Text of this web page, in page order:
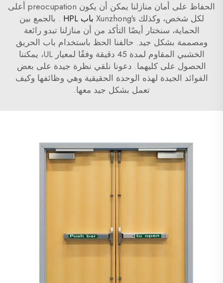
الحفاظ على أمان منازلنا يمكن أن يكون preocupation أعلى
لكل شخص، وكذلك Xunzhong's
باب HPL
. بالجمع بين
الحماية، سنختار أيضًا التأكد من أن منازلنا تبدو رائعة
ومصممة بشكل جيد. حالفنا الحظ باستخدام باب الحريق
الخشبي المقاوم لمدة 45 دقيقة وفقًا لمعيار UL، يمكننا
الحصول على كليهما. دعونا نلقي نظرة جيدة على بعض
الفوائد الجيدة لهذه الوحدة الحقيقية وهي وظائفها وكيف
تعمل بشكل جيد معها.